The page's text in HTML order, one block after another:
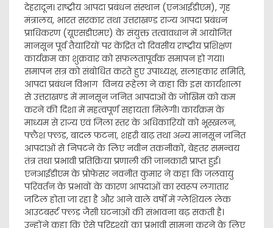
देहरादून। राष्ट्रीय आपदा प्रबंधन संस्थान (एनआईडीएम), गृह
मंत्रालय, भारत सरकार तथा उत्तराखण्ड राज्य आपदा प्रबंधन
प्राधिकरण (यूएसडीएमए) के संयुक्त तत्वावधान में आयोजित
मानसून पूर्व तैयारियों पर केंद्रित दो दिवसीय राष्ट्रीय प्रशिक्षण
कार्यक्रम का शुक्रवार को सफलतापूर्वक समापन हो गया।
समापन सत्र को संबोधित करते हुए उपाध्यक्ष, सलाहकार समिति,
आपदा प्रबंधन विभाग विनय रूहेला ने कहा कि इस कार्यशाला
से उत्तराखण्ड में मानसून जनित आपदाओं के जोखिम को कम
करने की दिशा में महत्वपूर्ण सहायता मिलेगी। कार्यक्रम के
माध्यम से राज्य एवं जिला स्तर के अधिकारियों को भूस्खलन,
फ्लैश फ्लड, बादल फटना, शहरी बाढ़ तथा अन्य मानसून जनित
आपदाओं से निपटने के लिए नवीन तकनीकों, बेहतर समन्वय
तंत्र तथा प्रभावी प्रतिक्रिया प्रणाली की जानकारी प्राप्त हुई।
एनआईडीएम के प्रोफेसर नवनीत कुमार ने कहा कि जलवायु
परिवर्तन के प्रभावों के कारण आपदाओं का स्वरूप लगातार
जटिल होता जा रहा है और आने वाले वर्षों में ग्लेशियल लेक
आउटबर्स्ट फ्लड जैसी घटनाओं की संभावना बढ़ सकती है।
उन्होंने कहा कि ऐसे परिदृश्यों का प्रभावी सामना करने के लिए